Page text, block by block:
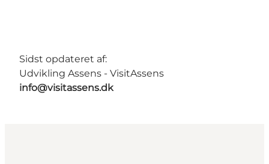
Sidst opdateret af:
Udvikling Assens - VisitAssens
info@visitassens.dk